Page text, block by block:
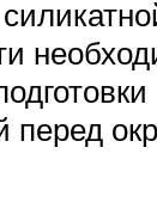
перед